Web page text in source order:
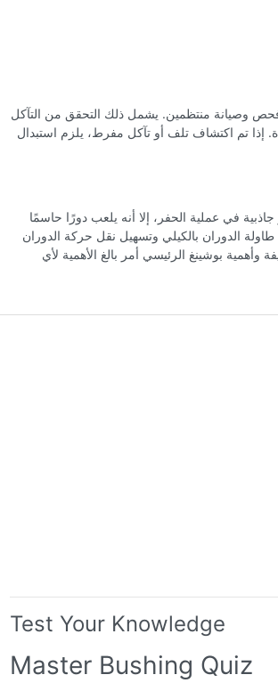
وصيانة منتظمين. يشمل ذلك التحقق من التآكل
إذا تم اكتشاف تلف أو تآكل مفرط، يلزم استبدال
في عملية الحفر، إلا أنه يلعب دورًا حاسمًا
الدوران بالكيلي وتسهيل نقل حركة الدوران
بوشينغ الرئيسي أمر بالغ الأهمية لأي
Test Your Knowledge
Master Bushing Quiz